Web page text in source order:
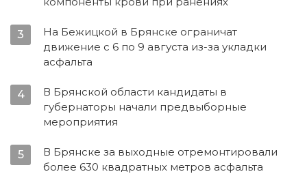
3
На Бежицкой в Брянске ограничат
движение с 6 по 9 августа из-за укладки
асфальта
4
В Брянской области кандидаты в
губернаторы начали предвыборные
мероприятия
5
В Брянске за выходные отремонтировали
более 630 квадратных метров асфальта